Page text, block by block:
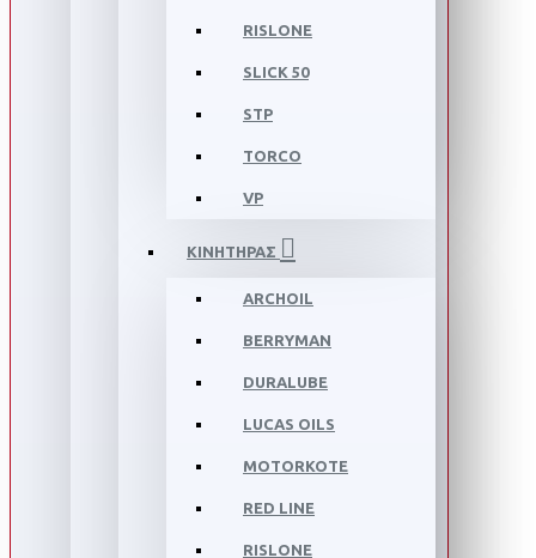
RISLONE
SLICK 50
STP
TORCO
VP
ΚΙΝΗΤΗΡΑΣ
ARCHOIL
BERRYMAN
DURALUBE
LUCAS OILS
MOTORKOTE
RED LINE
RISLONE